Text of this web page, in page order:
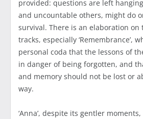
provided: questions are left
and uncountable others, might do
survival. There is an elaboration
tracks, especially ‘Remembrance’,
personal coda that the lessons of
in danger of being forgotten, and
and memory should not be lost or
way.
‘Anna’, despite its gentler